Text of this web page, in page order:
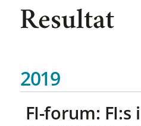
Resultat
2019
FI-forum: